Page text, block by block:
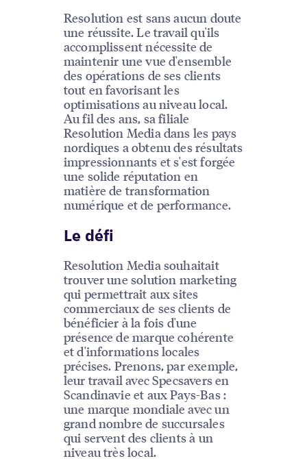
Resolution est sans aucun doute
une réussite. Le travail qu'ils
accomplissent nécessite de
maintenir une vue d'ensemble
des opérations de ses clients
tout en favorisant les
optimisations au niveau local.
Au fil des ans, sa filiale
Resolution Media dans les pays
nordiques a obtenu des résultats
impressionnants et s'est forgée
une solide réputation en
matière de transformation
numérique et de performance.
Le défi
Resolution Media souhaitait
trouver une solution marketing
qui permettrait aux sites
commerciaux de ses clients de
bénéficier à la fois d'une
présence de marque cohérente
et d'informations locales
précises. Prenons, par exemple,
leur travail avec Specsavers en
Scandinavie et aux Pays-Bas :
une marque mondiale avec un
grand nombre de succursales
qui servent des clients à un
niveau très local.